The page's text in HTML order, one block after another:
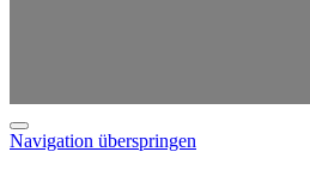
Navigation überspringen